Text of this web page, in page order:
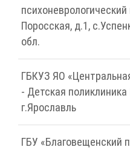
психоневрологический
Поросская, д.1,
обл.
ГБКУЗ ЯО
- Детская
г.Ярославль
ГБУ «Благовещенский